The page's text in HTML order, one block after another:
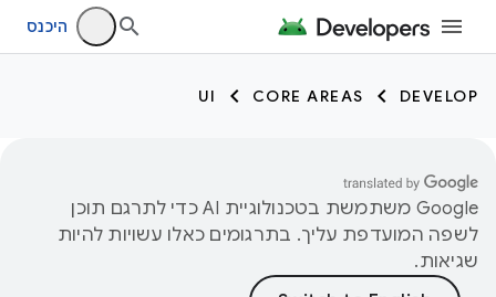
היכנס
DEVELOP
CORE AREAS
UI
‫Google משתמשת בטכנולוגיית AI כדי לתרגם תוכן
לשפה המועדפת עליך. בתרגומים כאלו עשויות להיות
שגיאות.